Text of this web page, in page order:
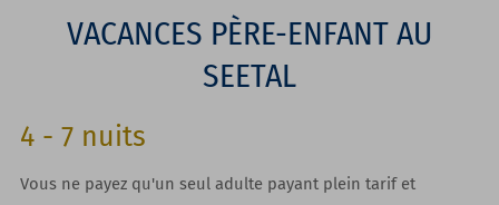
VACANCES PÈRE-ENFANT AU
SEETAL
4 -7 nuits
Vous ne payez qu'un seul adulte payant plein tarif et